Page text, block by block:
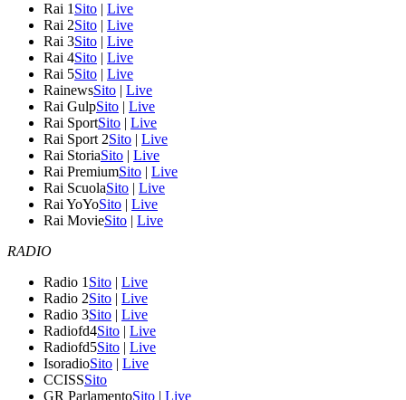
Rai 1 Sito | Live
Rai 2Sito | Live
Rai 3Sito | Live
Rai 4Sito | Live
Rai 5Sito | Live
RainewsSito | Live
Rai GulpSito | Live
Rai SportSito | Live
Rai Sport 2Sito | Live
Rai StoriaSito | Live
Rai PremiumSito | Live
Rai ScuolaSito | Live
Rai YoYoSito | Live
Rai MovieSito | Live
RADIO
Radio 1 Sito | Live
Radio 2Sito | Live
Radio 3Sito | Live
Radiofd4Sito | Live
Radiofd5Sito | Live
IsoradioSito | Live
CCISSSito
GR ParlamentoSito | Live